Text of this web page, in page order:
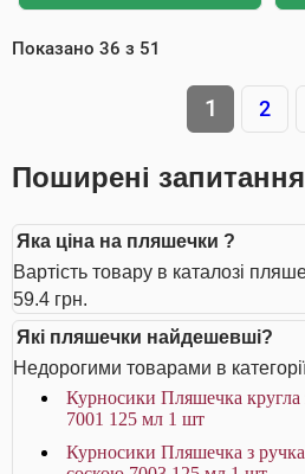
Показано 36 з 51
1 2
Поширені запитання
Яка ціна на пляшечки ?
Вартість товару в каталозі
59.4 грн.
Які пляшечки найдешевші?
Недорогими товарами в
Курносики Пляшечка кругла
7001 125 мл 1 шт
Курносики Пляшечка з